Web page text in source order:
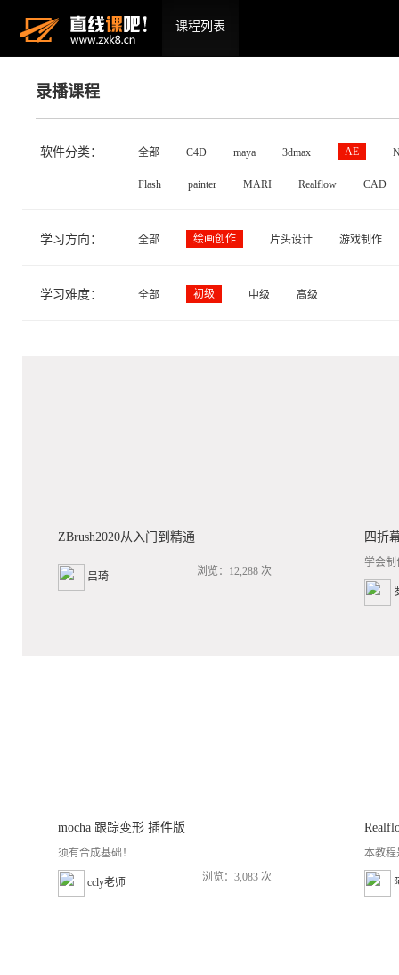
课程列表
录播课程
软件分类： 全部 C4D maya 3dmax AE
Flash painter MARI Realflow CAD
学习方向： 全部 绘画创作 片头设计 游戏制作
学习难度： 全部 初级 中级 高级
ZBrush2020从入门到精通
吕琦 浏览：12,288 次
四折
学会制
mocha 跟踪变形 插件版
须有合成基础！
ccly老师 浏览：3,083 次
本教程